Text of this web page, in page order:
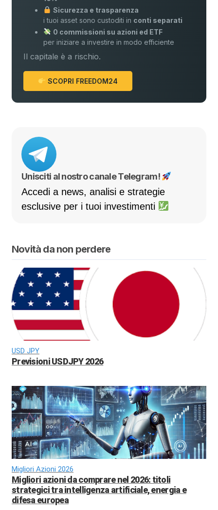
Sicurezza e trasparenza
i tuoi asset sono custoditi in conti separati
0 commissioni su azioni ed ETF
per iniziare a investire in modo efficiente
Il capitale è a rischio.
SCOPRI FREEDOM24
Unisciti al nostro canale Telegram!
Accedi a news, analisi e strategie
esclusive per i tuoi investimenti
Novità da non perdere
USD JPY
Previsioni USDJPY 2026
Migliori Azioni 2026
Migliori azioni da comprare nel 2026: titoli
strategici tra intelligenza artificiale, energia e
difesa europea